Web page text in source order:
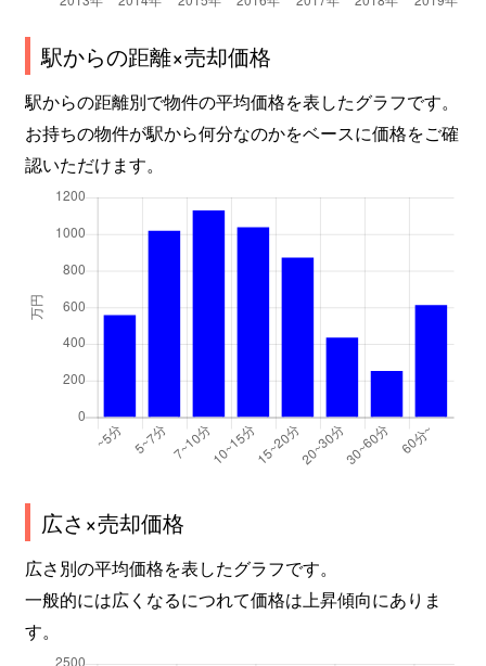
駅からの距離×売却価格
駅からの距離別で物件の平均価格を表したグラフです。
お持ちの物件が駅から何分なのかをベースに価格をご確
認いただけます。
広さ×売却価格
広さ別の平均価格を表したグラフです。
一般的には広くなるにつれて価格は上昇傾向にありま
す。